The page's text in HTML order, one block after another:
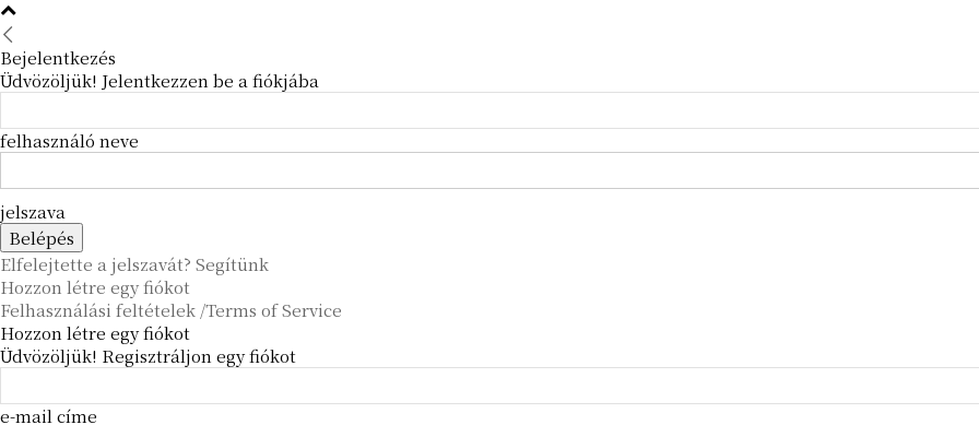
Bejelentkezés
Üdvözöljük! Jelentkezzen be a fiókjába
felhasználó neve
jelszava
Elfelejtette a jelszavát? Segítünk
Hozzon létre egy fiókot
Felhasználási feltételek /Terms of Service
Hozzon létre egy fiókot
Üdvözöljük! Regisztráljon egy fiókot
e-mail címe